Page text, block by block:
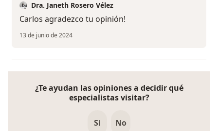
Dra. Janeth Rosero Vélez
Carlos agradezco tu opinión!
13 de junio de 2024
¿Te ayudan las opiniones a decidir qué
especialistas visitar?
Si No